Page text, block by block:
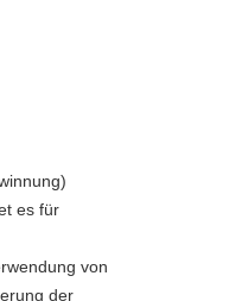
es für
von
der